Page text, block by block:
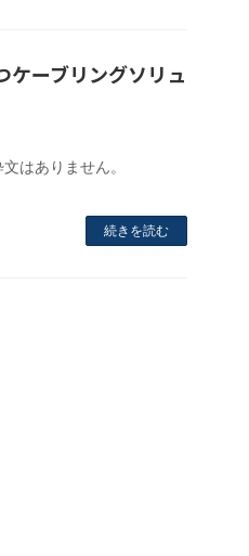
ケーブリングソリュ
はありません。
続きを読む